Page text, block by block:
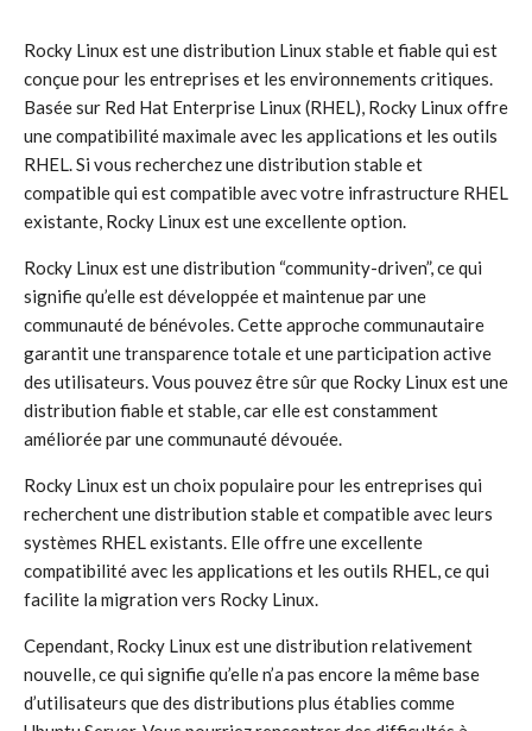
Rocky Linux est une distribution Linux stable et fiable qui est
conçue pour les entreprises et les environnements critiques.
Basée sur Red Hat Enterprise Linux (RHEL), Rocky Linux offre
une compatibilité maximale avec les applications et les outils
RHEL. Si vous recherchez une distribution stable et
compatible qui est compatible avec votre infrastructure RHEL
existante, Rocky Linux est une excellente option.
Rocky Linux est une distribution “community-driven”, ce qui
signifie qu’elle est développée et maintenue par une
communauté de bénévoles. Cette approche communautaire
garantit une transparence totale et une participation active
des utilisateurs. Vous pouvez être sûr que Rocky Linux est une
distribution fiable et stable, car elle est constamment
améliorée par une communauté dévouée.
Rocky Linux est un choix populaire pour les entreprises qui
recherchent une distribution stable et compatible avec leurs
systèmes RHEL existants. Elle offre une excellente
compatibilité avec les applications et les outils RHEL, ce qui
facilite la migration vers Rocky Linux.
Cependant, Rocky Linux est une distribution relativement
nouvelle, ce qui signifie qu’elle n’a pas encore la même base
d’utilisateurs que des distributions plus établies comme